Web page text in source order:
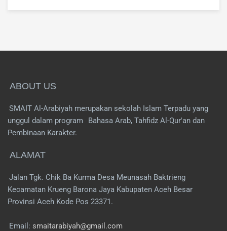
ABOUT US
SMAIT Al-Arabiyah merupakan sekolah Islam Terpadu yang
unggul dalam program
Bahasa Arab, Tahfidz Al-Qur'an dan
Pembinaan Karakter.
ALAMAT
Jalan Tgk. Chik Ba Kurma Desa Meunasah Baktrieng
Kecamatan Krueng Barona Jaya Kabupaten Aceh Besar
Provinsi Aceh Kode Pos 23371.
Email: smaitarabiyah@gmail.com